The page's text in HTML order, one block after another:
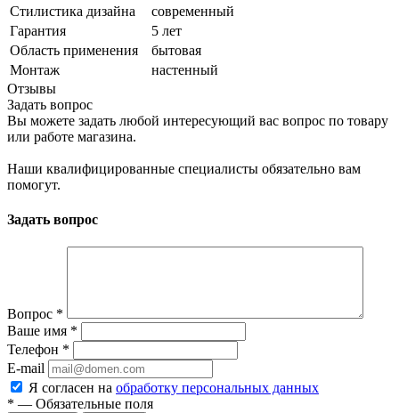
Стилистика дизайна
современный
Гарантия
5 лет
Область применения
бытовая
Монтаж
настенный
Отзывы
Задать вопрос
Вы можете задать любой интересующий вас вопрос по товару
или работе магазина.
Наши квалифицированные специалисты обязательно вам
помогут.
Задать вопрос
Вопрос *
Ваше имя *
Телефон *
E-mail
Я согласен на обработку персональных данных
* — Обязательные поля